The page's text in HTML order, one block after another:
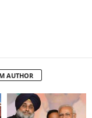
AUTHOR